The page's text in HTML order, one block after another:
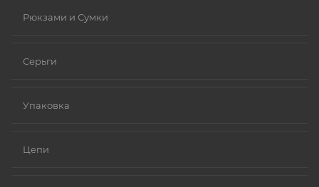
Рюкзами и Сумки
Серьги
Упаковка
Цепи